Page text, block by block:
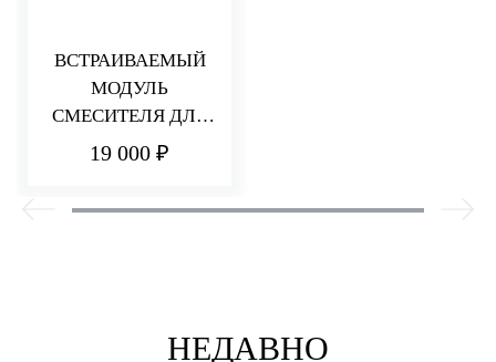
ВСТРАИВАЕМЫЙ
МОДУЛЬ
СМЕСИТЕЛЯ ДЛЯ
РАКОВИНЫ/ДУША
19 000 ₽
НЕДАВНО